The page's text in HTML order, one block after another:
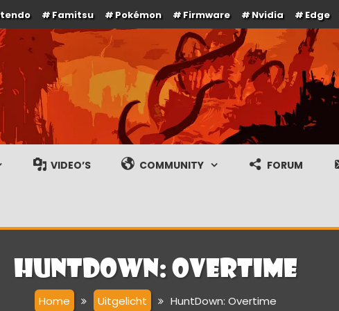
Famitsu Pokémon Firmware Nvidia Edge
gameplay streams
VIDEO’S COMMUNITY FORUM
HuntDown: Overtime
Home Uitgelicht HuntDown: Overtime